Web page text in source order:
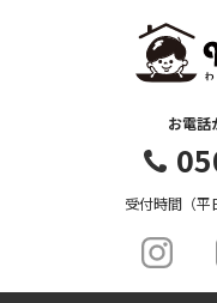
お電話
受付時間（